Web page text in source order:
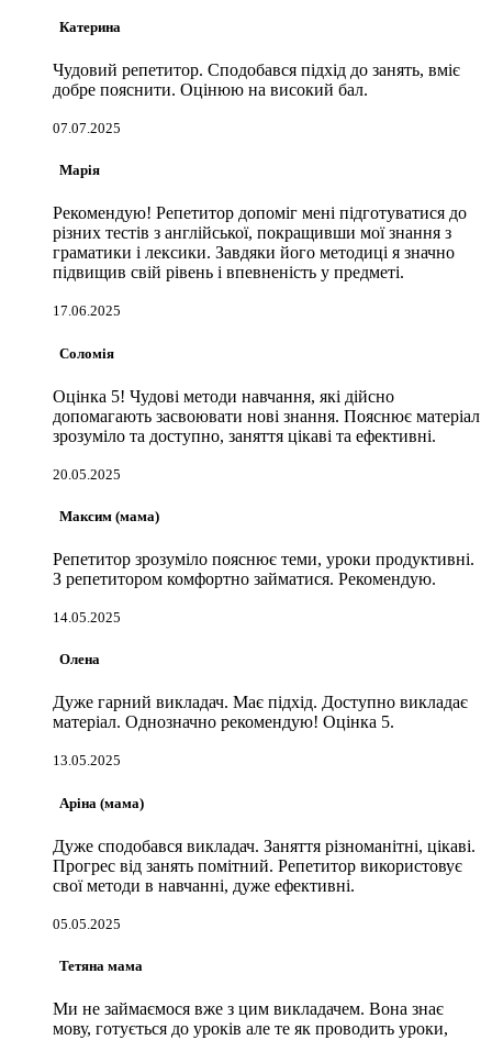
Катерина
Чудовий репетитор. Сподобався підхід до занять, вміє
добре пояснити. Оцінюю на високий бал.
07.07.2025
Марія
Рекомендую! Репетитор допоміг мені підготуватися до
різних тестів з англійської, покращивши мої знання з
граматики і лексики. Завдяки його методиці я значно
підвищив свій рівень і впевненість у предметі.
17.06.2025
Соломія
Оцінка 5! Чудові методи навчання, які дійсно
допомагають засвоювати нові знання. Пояснює матеріал
зрозуміло та доступно, заняття цікаві та ефективні.
20.05.2025
Максим (мама)
Репетитор зрозуміло пояснює теми, уроки продуктивні.
З репетитором комфортно займатися. Рекомендую.
14.05.2025
Олена
Дуже гарний викладач. Має підхід. Доступно викладає
матеріал. Однозначно рекомендую! Оцінка 5.
13.05.2025
Аріна (мама)
Дуже сподобався викладач. Заняття різноманітні, цікаві.
Прогрес від занять помітний. Репетитор використовує
свої методи в навчанні, дуже ефективні.
05.05.2025
Тетяна мама
Ми не займаємося вже з цим викладачем. Вона знає
мову, готується до уроків але те як проводить уроки,